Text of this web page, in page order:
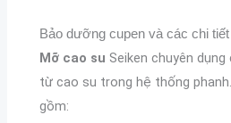
Bảo dưỡng cupen và các chi
Mỡ cao su Seiken chuyên
từ cao su trong hệ thống
gồm: